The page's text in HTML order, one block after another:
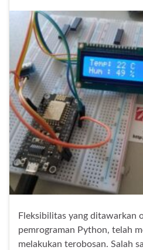
Fleksibilitas yang ditawarkan
pemrograman Python, telah
melakukan terobosan. Salah